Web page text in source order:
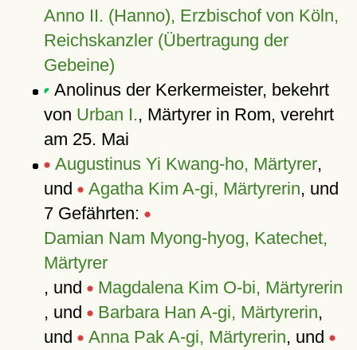
Anno II. (Hanno), Erzbischof von Köln,
Reichskanzler (Übertragung der
Gebeine)
Anolinus der Kerkermeister, bekehrt
von Urban I., Märtyrer in Rom, verehrt
am 25. Mai
Augustinus Yi Kwang-ho, Märtyrer,
und
Agatha Kim A-gi, Märtyrerin, und
7 Gefährten:
Damian Nam Myong-hyog, Katechet,
Märtyrer
, und
Magdalena Kim O-bi, Märtyrerin
, und
Barbara Han A-gi, Märtyrerin,
und
Anna Pak A-gi, Märtyrerin, und